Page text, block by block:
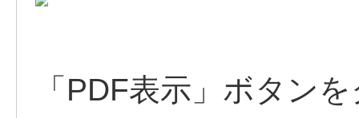
「PDF表示」ボタン